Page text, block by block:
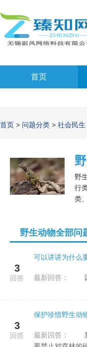
首页
首页 > 问题分类 > 社会民生
野
行
类
野生动物全部问
3
回答
可以讲讲为什么
最新回答： 因
3
回答
保护珍惜野生动
最新回答：